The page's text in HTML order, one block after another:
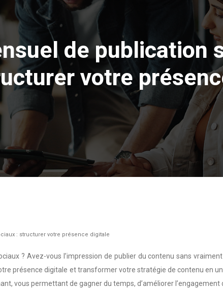
de publication
votre
: structurer votre présence digitale
? Avez-vous l’impression de publier du contenu sans
présence digitale et transformer votre stratégie de contenu en
vous permettant de gagner du temps, d’améliorer